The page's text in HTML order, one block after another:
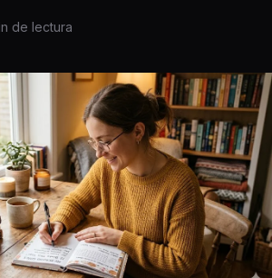
de lectura